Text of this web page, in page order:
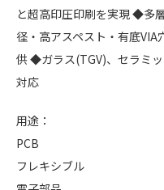
と超高印圧印刷を実現 ◆多
径・高アスペスト・有底
供 ◆ガラス(TGV)、セラミ
対応
用途：
PCB
フレキシブル